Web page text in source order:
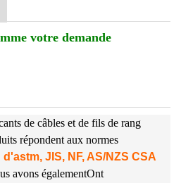
votre demande
de câbles et de fils de rang
répondent aux normes
JIS, NF, AS/NZS CSA
avons égalementOnt